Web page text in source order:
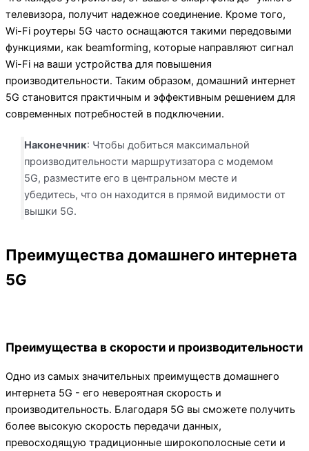
телевизора, получит надежное соединение. Кроме того,
Wi-Fi роутеры 5G часто оснащаются такими передовыми
функциями, как beamforming, которые направляют сигнал
Wi-Fi на ваши устройства для повышения
производительности. Таким образом, домашний интернет
5G становится практичным и эффективным решением для
современных потребностей в подключении.
Наконечник: Чтобы добиться максимальной
производительности маршрутизатора с модемом
5G, разместите его в центральном месте и
убедитесь, что он находится в прямой видимости от
вышки 5G.
Преимущества домашнего интернета
5G
Преимущества в скорости и производительности
Одно из самых значительных преимуществ домашнего
интернета 5G - его невероятная скорость и
производительность. Благодаря 5G вы сможете получить
более высокую скорость передачи данных,
превосходящую традиционные широкополосные сети и